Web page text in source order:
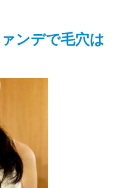
ンデで毛穴は